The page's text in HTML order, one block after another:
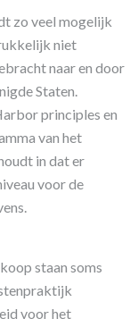
zo veel mogelijk
niet
naar en door
Staten.
principles en
van het
in dat er
voor de
staan soms
voor het